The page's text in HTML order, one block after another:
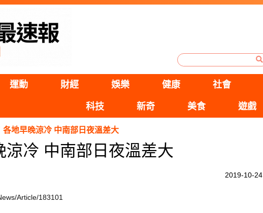
運動 財經 娛樂 健康 社會
科技 新奇 美食 遊戲
各地早晚涼冷 中南部日夜溫差大
涼冷 中南部日夜溫差大
2019-10-24
Article/183101